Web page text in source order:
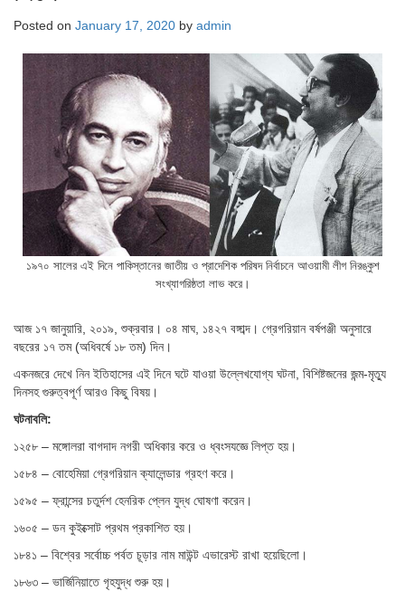
Posted on January 17, 2020 by admin
১৯৭০ সালের এই দিনে পাকিস্তানের জাতীয় ও প্রাদেশিক পরিষদ নির্বাচনে আওয়ামী লীগ নিরঙ্কুশ
সংখ্যাগরিষ্ঠতা লাভ করে।
আজ ১৭ জানুয়ারি, ২০১৯, শুক্রবার। ০৪ মাঘ, ১৪২৭ বঙ্গাব্দ। গ্রেগরিয়ান বর্ষপঞ্জী অনুসারে
বছরের ১৭ তম (অধিবর্ষে ১৮ তম) দিন।
একনজরে দেখে নিন ইতিহাসের এই দিনে ঘটে যাওয়া উল্লেখযোগ্য ঘটনা, বিশিষ্টজনের জন্ম-মৃত্যু
দিনসহ গুরুত্বপূর্ণ আরও কিছু বিষয়।
ঘটনাবলি:
১২৫৮ – মঙ্গোলরা বাগদাদ নগরী অধিকার করে ও ধ্বংসযজ্ঞে লিপ্ত হয়।
১৫৮৪ – বোহেমিয়া গ্রেগরিয়ান ক্যালেন্ডার গ্রহণ করে।
১৫৯৫ – ফ্রান্সের চতুর্দশ হেনরিক প্লেন যুদ্ধ ঘোষণা করেন।
১৬০৫ – ডন কুইক্সোট প্রথম প্রকাশিত হয়।
১৮৪১ – বিশ্বের সর্বোচ্চ পর্বত চূড়ার নাম মাউন্ট এভারেস্ট রাখা হয়েছিলো।
১৮৬৩ – ভার্জিনিয়াতে গৃহযুদ্ধ শুরু হয়।